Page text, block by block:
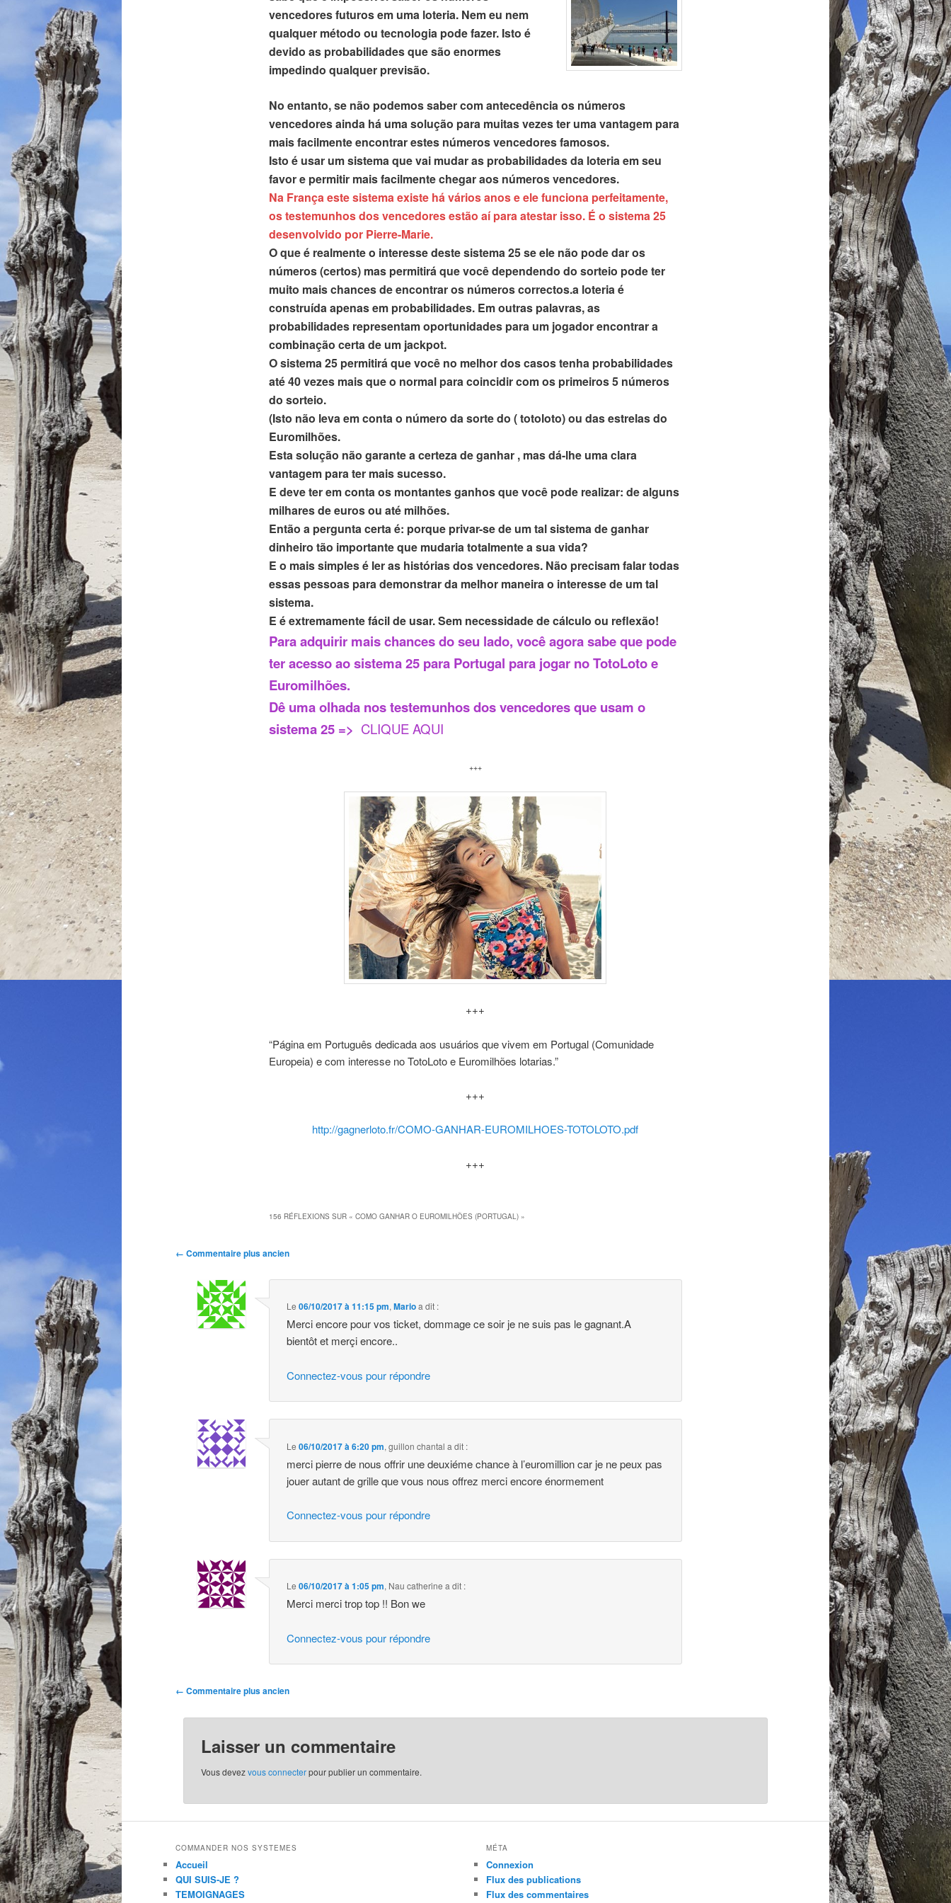
vencedores futuros em uma loteria. Nem eu nem
qualquer método ou tecnologia pode fazer. Isto é
devido as probabilidades que são enormes
impedindo qualquer previsão.
No entanto, se não podemos saber com antecedência os números
vencedores ainda há uma solução para muitas vezes ter uma vantagem para
mais facilmente encontrar estes números vencedores famosos.
Isto é usar um sistema que vai mudar as probabilidades da loteria em seu
favor e permitir mais facilmente chegar aos números vencedores.
Na França este sistema existe há vários anos e ele funciona perfeitamente,
os testemunhos dos vencedores estão aí para atestar isso. É o sistema 25
desenvolvido por Pierre-Marie.
O que é realmente o interesse deste sistema 25 se ele não pode dar os
números (certos) mas permitirá que você dependendo do sorteio pode ter
muito mais chances de encontrar os números correctos.a loteria é
construída apenas em probabilidades. Em outras palavras, as
probabilidades representam oportunidades para um jogador encontrar a
combinação certa de um jackpot.
O sistema 25 permitirá que você no melhor dos casos tenha probabilidades
até 40 vezes mais que o normal para coincidir com os primeiros 5 números
do sorteio.
(Isto não leva em conta o número da sorte do ( totoloto) ou das estrelas do
Euromilhões.
Esta solução não garante a certeza de ganhar , mas dá-lhe uma clara
vantagem para ter mais sucesso.
E deve ter em conta os montantes ganhos que você pode realizar: de alguns
milhares de euros ou até milhões.
Então a pergunta certa é: porque privar-se de um tal sistema de ganhar
dinheiro tão importante que mudaria totalmente a sua vida?
E o mais simples é ler as histórias dos vencedores. Não precisam falar todas
essas pessoas para demonstrar da melhor maneira o interesse de um tal
sistema.
E é extremamente fácil de usar. Sem necessidade de cálculo ou reflexão!
Para adquirir mais chances do seu lado, você agora sabe que pode
ter acesso ao sistema 25 para Portugal para jogar no TotoLoto e
Euromilhões.
Dê uma olhada nos testemunhos dos vencedores que usam o
sistema 25 => CLIQUE AQUI
+++
+++
“Página em Português dedicada aos usuários que vivem em Portugal (Comunidade
Europeia) e com interesse no TotoLoto e Euromilhões lotarias.”
+++
http://gagnerloto.fr/COMO-GANHAR-EUROMILHOES-TOTOLOTO.pdf
+++
156 RÉFLEXIONS SUR « COMO GANHAR O EUROMILHÕES (PORTUGAL)»
Navigation
commentaires
← Commentaire plus ancien
Le06/10/2017 à 11:15 pm,Marioa dit :
Merci encore pour vos ticket, dommage ce soir je ne suis pas le gagnant.A
bientôt et merçi encore..
Connectez-vous pour répondre
Le06/10/2017 à 6:20 pm,guillon chantal a dit :
merci pierre de nous offrir une deuxiéme chance à l’euromillion car je ne peux pas
jouer autant de grille que vous nous offrez merci encore énormement
Connectez-vous pour répondre
Le06/10/2017 à 1:05 pm, Nau catherine a dit :
Merci merci trop top !! Bon we
Connectez-vous pour répondre
Navigation
← Commentaire plus ancien
Laisser un commentaire
Vous devezvous connecterpour publier un commentaire.
COMMANDER NOS SYSTEMES
Accueil
QUI SUIS-JE ?
TEMOIGNAGES
MÉTA
Connexion
Flux des publications
Flux des commentaires